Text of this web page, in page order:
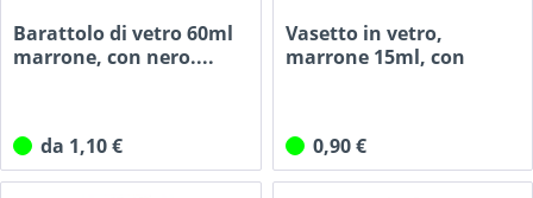
Barattolo di vetro 60ml
marrone, con nero....
da 1,10 €
Vasetto in vetro,
marrone 15ml, con
0,90 €